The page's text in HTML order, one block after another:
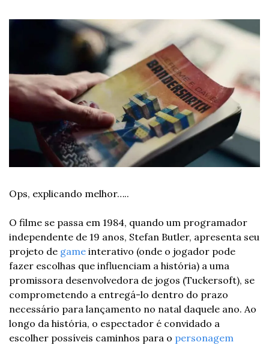
Ops, explicando melhor…..
O filme se passa em 1984, quando um programador
independente de 19 anos, Stefan Butler, apresenta seu
projeto de game interativo (onde o jogador pode
fazer escolhas que influenciam a história) a uma
promissora desenvolvedora de jogos (Tuckersoft), se
comprometendo a entregá-lo dentro do prazo
necessário para lançamento no natal daquele ano. Ao
longo da história, o espectador é convidado a
escolher possíveis caminhos para o personagem